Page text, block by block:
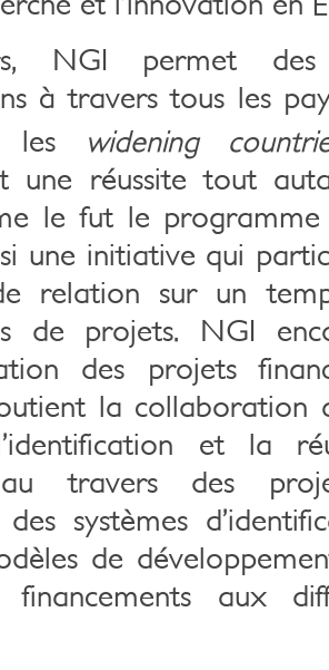
NGI permet
à travers tous les
les
widening
une réussite tout
le fut le programme
une initiative qui
relation sur un
de projets. NGI
des projets
la collaboration
et la
travers des
systèmes
de
financements aux